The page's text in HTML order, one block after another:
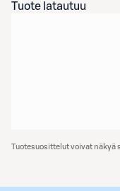
Tuote latautuu
Tuotesuosittelut voivat näkyä